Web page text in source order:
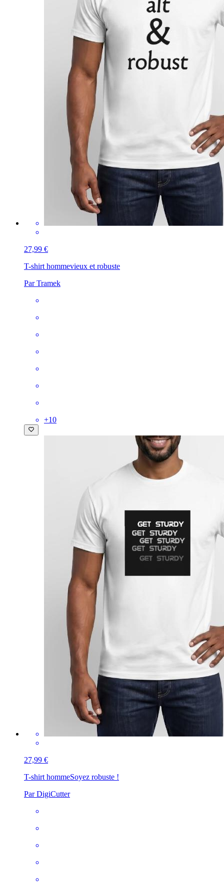
27,99 €
T-shirt hommevieux et robuste
Par Tramek
+10
27,99 €
T-shirt hommeSoyez robuste !
Par DigiCutter